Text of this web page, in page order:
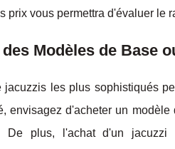
prix vous permettra d'évaluer le
Modèles de Base
jacuzzis les plus sophistiqués
envisagez d'acheter un
De plus, l'achat d'un